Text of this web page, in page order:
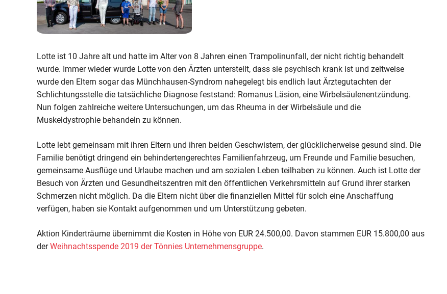
Lotte ist 10 Jahre alt und hatte im Alter von 8 Jahren einen Trampolinunfall, der nicht richtig behandelt
wurde. Immer wieder wurde Lotte von den Ärzten unterstellt, dass sie psychisch krank ist und zeitweise
wurde den Eltern sogar das Münchhausen-Syndrom nahegelegt bis endlich laut Ärztegutachten der
Schlichtungsstelle die tatsächliche Diagnose feststand: Romanus Läsion, eine Wirbelsäulenentzündung.
Nun folgen zahlreiche weitere Untersuchungen, um das Rheuma in der Wirbelsäule und die
Muskeldystrophie behandeln zu können.
Lotte lebt gemeinsam mit ihren Eltern und ihren beiden Geschwistern, der glücklicherweise gesund sind. Die
Familie benötigt dringend ein behindertengerechtes Familienfahrzeug, um Freunde und Familie besuchen,
gemeinsame Ausflüge und Urlaube machen und am sozialen Leben teilhaben zu können. Auch ist Lotte der
Besuch von Ärzten und Gesundheitszentren mit den öffentlichen Verkehrsmitteln auf Grund ihrer starken
Schmerzen nicht möglich. Da die Eltern nicht über die finanziellen Mittel für solch eine Anschaffung
verfügen, haben sie Kontakt aufgenommen und um Unterstützung gebeten.
Aktion Kinderträume übernimmt die Kosten in Höhe von EUR 24.500,00. Davon stammen EUR 15.800,00 aus
derWeihnachtsspende 2019 der Tönnies Unternehmensgruppe.